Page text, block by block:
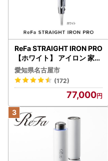
ReFa STRAIGHT IRON PRO
【ホワイト】 アイロン 家電
美容 リファ アイロン
愛知県名古屋市
(172)
77,000